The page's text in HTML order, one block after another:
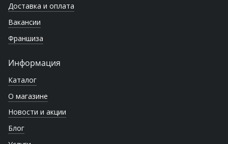
Доставка и оплата
Вакансии
Франшиза
Информация
Каталог
О магазине
Новости и акции
Блог